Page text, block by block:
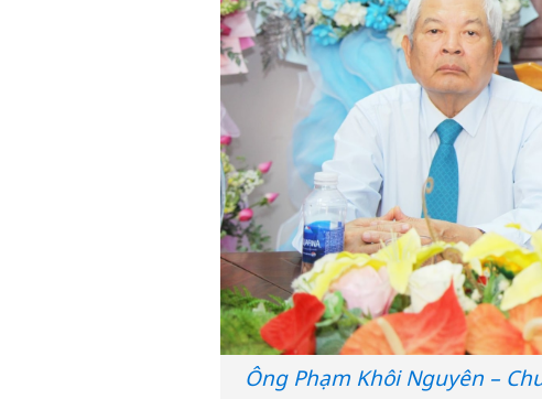
Ông Phạm Khôi Nguyên –